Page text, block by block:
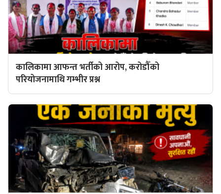
कालिकामा आफन्त भर्तीको आरोप, करोडौँको
परियोजनामाथि गम्भीर प्रश्न